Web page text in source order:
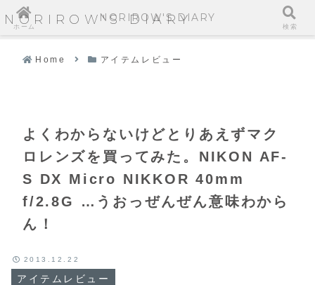
NORIROW'S DIARY
Home アイテムレビュー
よくわからないけどとりあえずマク
ロレンズを買ってみた。NIKON AF-
S DX Micro NIKKOR 40mm
f/2.8G …うおっぜんぜん意味わから
ん！
アイテムレビュー
2013.12.22
ホーム
NORIROW'S DIARY
検索